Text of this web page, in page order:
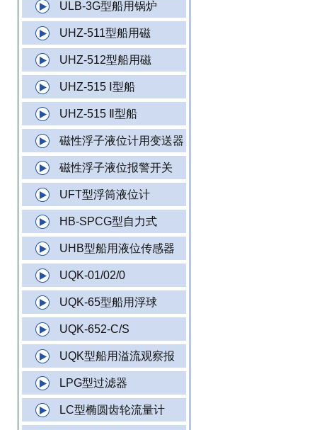
ULB-3G型船用锅炉
UHZ-511型船用磁
UHZ-512型船用磁
UHZ-515 Ⅰ型船
UHZ-515 Ⅱ型船
磁性浮子液位计用变送器
磁性浮子液位报警开关
UFT型浮筒液位计
HB-SPCG型自力式
UHB型船用液位传感器
UQK-01/02/0
UQK-65型船用浮球
UQK-652-C/S
UQK型船用溢流观察报
LPG型过滤器
LC型椭圆齿轮流量计